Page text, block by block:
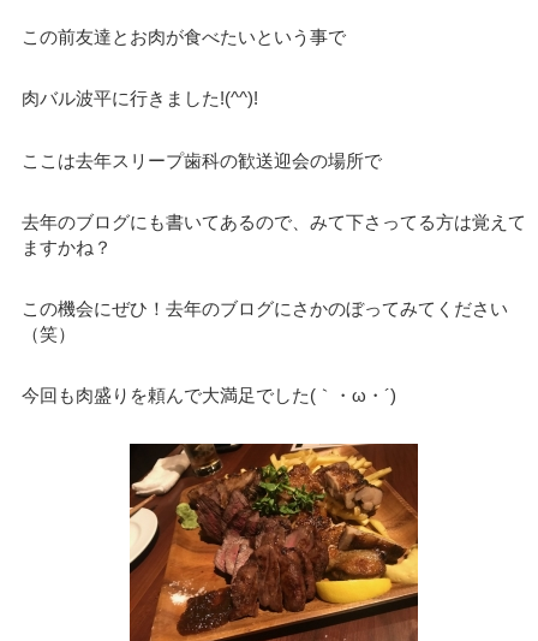
この前友達とお肉が食べたいという事で
肉バル波平に行きました!(^^)!
ここは去年スリープ歯科の歓送迎会の場所で
去年のブログにも書いてあるので、みて下さってる方は覚えて
ますかね？
この機会にぜひ！去年のブログにさかのぼってみてください
（笑）
今回も肉盛りを頼んで大満足でした(｀・ω・´)